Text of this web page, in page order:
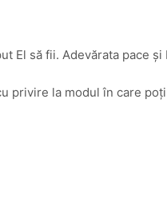
să fii. Adevărata pace
privire la modul în care